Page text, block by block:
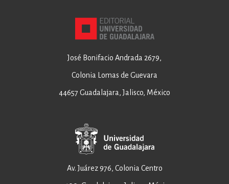
José Bonifacio Andrada 2679,
Colonia Lomas de Guevara
44657 Guadalajara, Jalisco, México
Av. Juárez 976, Colonia Centro